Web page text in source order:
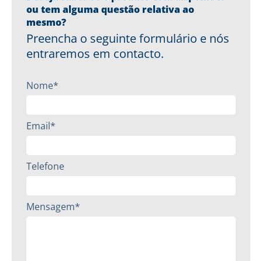
ou tem alguma questão relativa ao
mesmo?
Preencha o seguinte formulário e nós
entraremos em contacto.
Nome*
Email*
Telefone
Mensagem*